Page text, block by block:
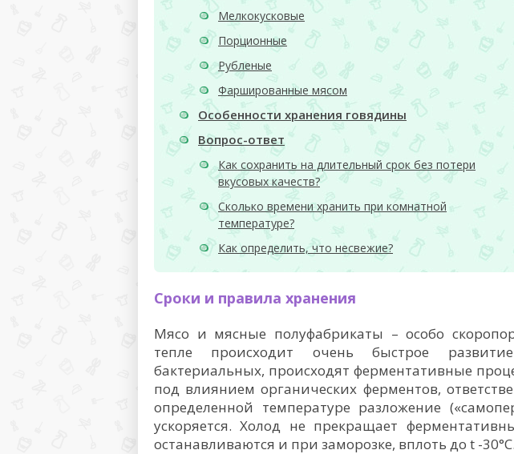
Мелкокусковые
Порционные
Рубленые
Фаршированные мясом
Особенности хранения говядины
Вопрос-ответ
Как сохранить на длительный срок без потери
вкусовых качеств?
Сколько времени хранить при комнатной
температуре?
Как определить, что несвежие?
Сроки и правила хранения
Мясо и мясные полуфабрикаты – особо
тепле происходит очень быстрое
бактериальных, происходят ферментативные
под влиянием органических ферментов,
определенной температуре разложение
ускоряется. Холод не прекращает
останавливаются и при заморозке, вплоть до t -30°С.